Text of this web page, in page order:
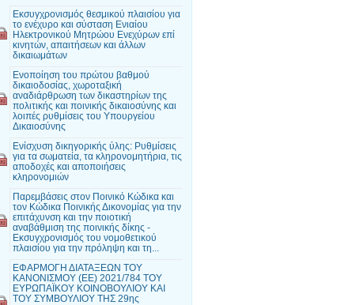
Εκσυγχρονισμός θεσμικού πλαισίου για
το ενέχυρο και σύσταση Ενιαίου
Ηλεκτρονικού Μητρώου Ενεχύρων επί
κινητών, απαιτήσεων και άλλων
δικαιωμάτων
Ενοποίηση του πρώτου βαθμού
δικαιοδοσίας, χωροταξική
αναδιάρθρωση των δικαστηρίων της
πολιτικής και ποινικής δικαιοσύνης και
λοιπές ρυθμίσεις του Υπουργείου
Δικαιοσύνης
Ενίσχυση δικηγορικής ύλης: Ρυθμίσεις
για τα σωματεία, τα κληρονομητήρια, τις
αποδοχές και αποποιήσεις
κληρονομιών
Παρεμβάσεις στον Ποινικό Κώδικα και
τον Κώδικα Ποινικής Δικονομίας για την
επιτάχυνση και την ποιοτική
αναβάθμιση της ποινικής δίκης -
Εκσυγχρονισμός του νομοθετικού
πλαισίου για την πρόληψη και τη...
ΕΦΑΡΜΟΓΗ ΔΙΑΤΑΞΕΩΝ ΤΟΥ
ΚΑΝΟΝΙΣΜΟΥ (ΕΕ) 2021/784 ΤΟΥ
ΕΥΡΩΠΑΪΚΟΥ ΚΟΙΝΟΒΟΥΛΙΟΥ ΚΑΙ
ΤΟΥ ΣΥΜΒΟΥΛΙΟΥ ΤΗΣ 29ης